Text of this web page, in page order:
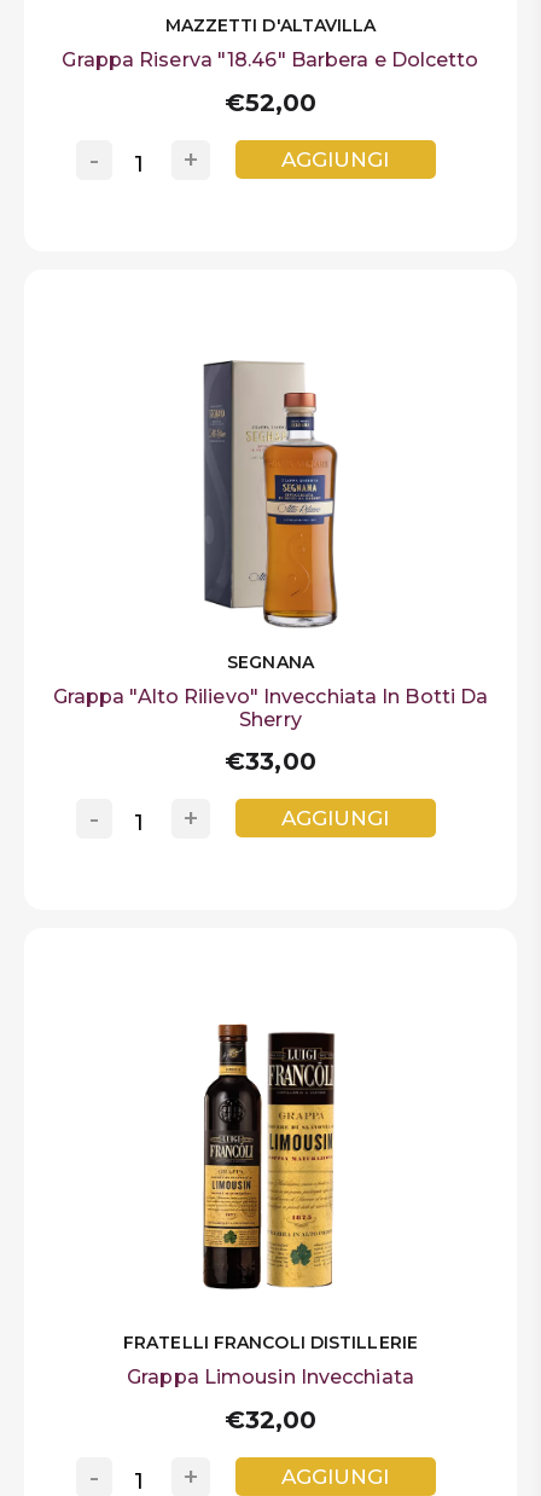
MAZZETTI D'ALTAVILLA
Grappa Riserva "18.46" Barbera e Dolcetto
€52,00
+
- AGGIUNGI
SEGNANA
Grappa "Alto Rilievo" Invecchiata In Botti Da
Sherry
€33,00
+
- AGGIUNGI
FRATELLI FRANCOLI DISTILLERIE
Grappa Limousin Invecchiata
€32,00
+
- AGGIUNGI